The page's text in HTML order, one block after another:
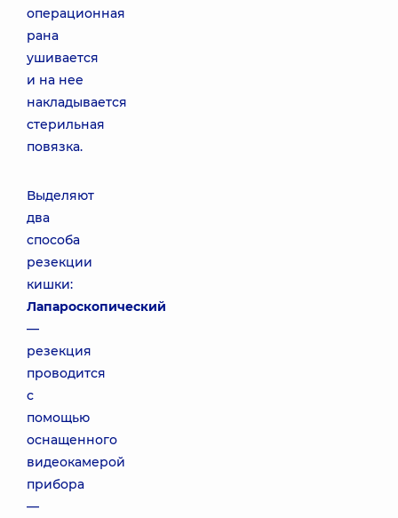
операционная
рана
ушивается
и на нее
накладывается
стерильная
повязка.
Выделяют
два
способа
резекции
кишки:
Лапароскопический
—
резекция
проводится
с
помощью
оснащенного
видеокамерой
прибора
—